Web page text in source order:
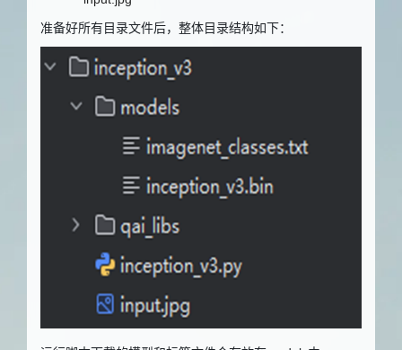
准备好所有目录文件后，整体目录结构如下：